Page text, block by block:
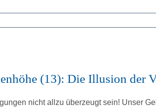
(13): Die Illusion der
nicht allzu überzeugt sein! Unser